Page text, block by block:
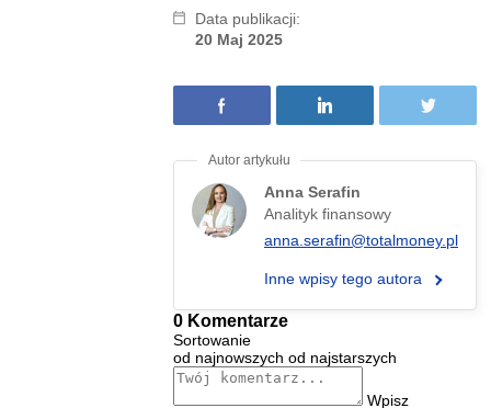
Data publikacji:
20 Maj 2025
Anna Serafin
Analityk finansowy
anna.serafin@totalmoney.pl
Inne wpisy tego autora
0 Komentarze
Sortowanie
od najnowszych od najstarszych
Wpisz